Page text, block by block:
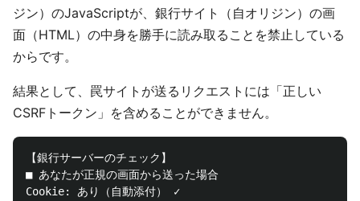
ジン）のJavaScriptが、銀行サイト（自オリジン）の画
面（HTML）の中身を勝手に読み取ることを禁止している
からです。
結果として、罠サイトが送るリクエストには「正しい
CSRFトークン」を含めることができません。
【銀行サーバーのチェック】
■ あなたが正規の画面から送った場合
Cookie: あり（自動添付） ✓